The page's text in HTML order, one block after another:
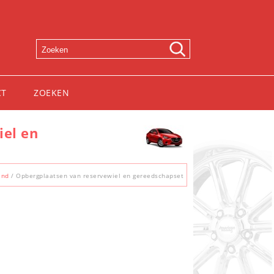
ZOEKEN
en
/ Opbergplaatsen van reservewiel en gereedschapset